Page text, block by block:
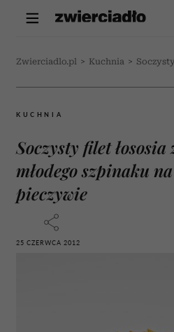
Zwierciadlo.pl > Kuchnia >
KUCHNIA
Soczysty filet łososia
młodego szpinaku
pieczywie
25 CZERWCA 2012